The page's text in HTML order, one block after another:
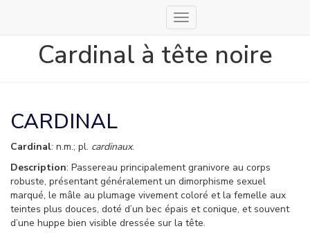
Déplier
navigation
Cardinal à tête noire
CARDINAL
Cardinal: n.m.; pl. cardinaux.
Description: Passereau principalement granivore au corps
robuste, présentant généralement un dimorphisme sexuel
marqué, le mâle au plumage vivement coloré et la femelle aux
teintes plus douces, doté d’un bec épais et conique, et souvent
d’une huppe bien visible dressée sur la tête.